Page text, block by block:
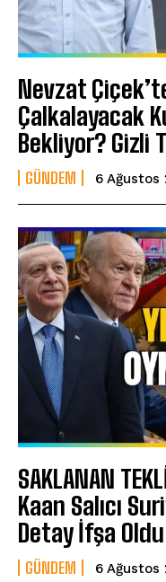
Nevzat
Çalkalayacak
Bekliyor? Gizli
GÜNDEM 6 Ağustos
SAKLANAN
Kaan Salıcı
Detay İfşa Oldu
GÜNDEM 6 Ağustos